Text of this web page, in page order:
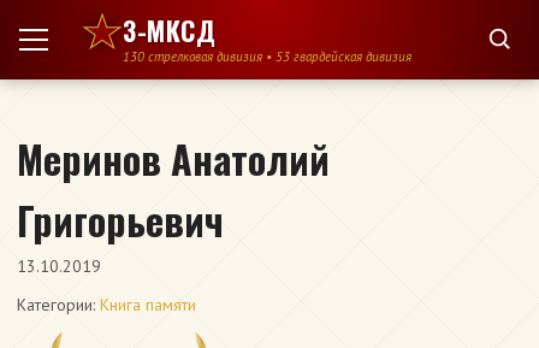
Перейти к содержимому
3-МКСД
130 стрелковая дивизия • 53 гвардейская дивизия
Меринов Анатолий
Григорьевич
13.10.2019
Категории: Книга памяти